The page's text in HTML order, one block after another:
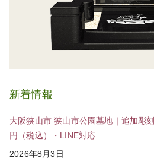
新着情報
大阪狭山市 狭山市公園墓地｜追加彫
円（税込）・LINE対応
2026年8月3日